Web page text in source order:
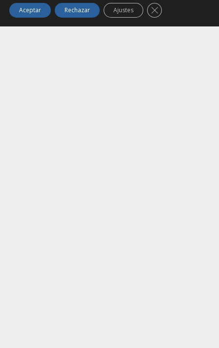
Aceptar Rechazar Ajustes Cerrar el banner de